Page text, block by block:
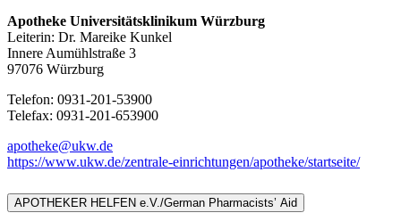
Apotheke Universitätsklinikum Würzburg
Leiterin: Dr. Mareike Kunkel
Innere Aumühlstraße 3
97076 Würzburg
Telefon: 0931-201-53900
Telefax: 0931-201-653900
apotheke@ukw.de
https://www.ukw.de/zentrale-einrichtungen/apotheke/startseite/
APOTHEKER HELFEN e.V./German Pharmacists’ Aid